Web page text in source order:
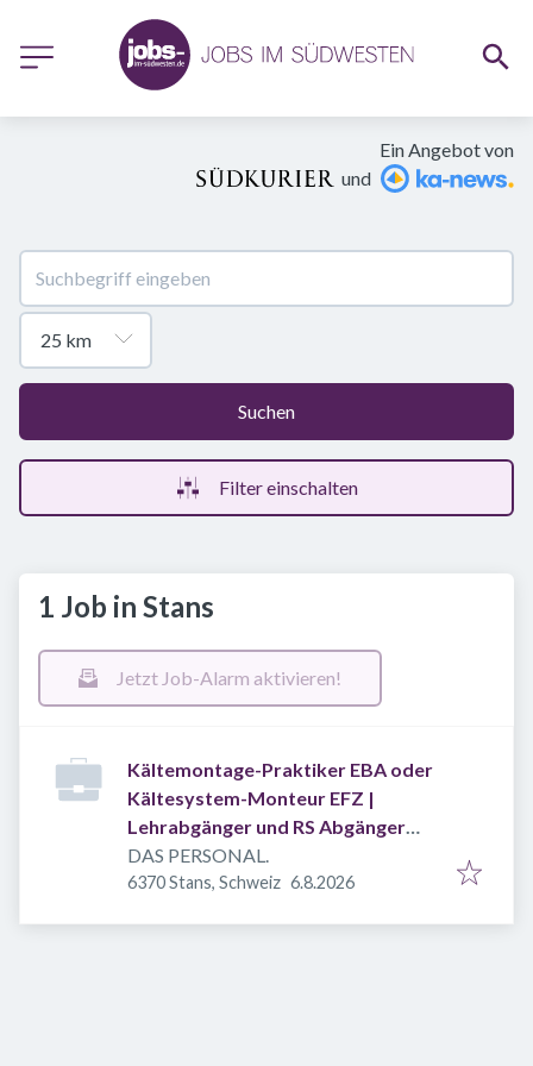
Ein Angebot von
und
Suchen
Filter einschalten
1 Job in Stans
Jetzt Job-Alarm aktivieren!
Kältemontage-Praktiker EBA oder
Kältesystem-Monteur EFZ |
Lehrabgänger und RS Abgänger
willkommen!
DAS PERSONAL.
6370 Stans, Schweiz Veröffentlicht
6.8.2026